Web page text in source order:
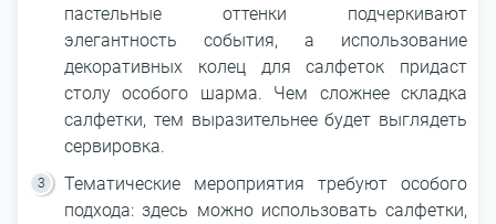
пастельные оттенки подчеркивают
элегантность события, а использование
декоративных колец для салфеток придаст
столу особого шарма. Чем сложнее складка
салфетки, тем выразительнее будет выглядеть
сервировка.
Тематические мероприятия требуют особого
подхода: здесь можно использовать салфетки,